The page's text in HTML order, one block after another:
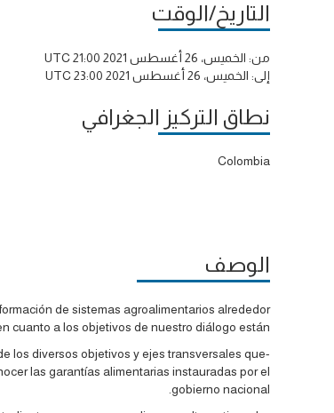
التاريخ/الوقت
من: الخميس، 26 أغسطس 2021 21:00 UTC
إلى: الخميس، 26 أغسطس 2021 23:00 UTC
نطاق التركيز الجغرافي
Colombia
الوصف
de sistemas agroalimentarios alrededor
cuanto a los objetivos de nuestro diálogo están:
los diversos objetivos y ejes transversales que
las garantías alimentarias instauradas por el
gobierno nacional.